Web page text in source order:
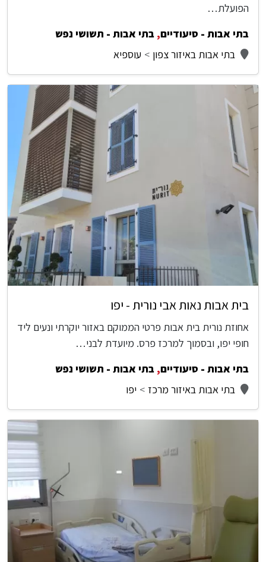
הפועלת…
בתי אבות - סיעודיים, בתי אבות - תשושי נפש
בתי אבות באיזור צפון
עוספיא
בית אבות נאות אבי נורית - יפו
אחוזת נורית בית אבות פרטי הממוקם באזור יוקרתי ונעים ליד
חופי יפו, ובסמוך למרכז פרס. מיועדת לבני…
בתי אבות - סיעודיים, בתי אבות - תשושי נפש
בתי אבות באיזור מרכז
יפו